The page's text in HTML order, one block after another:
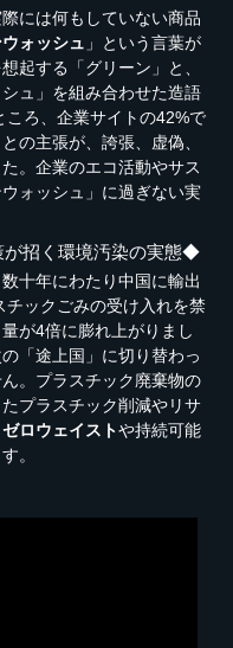
には何もしていない商品
ォッシュ 」という言葉が
起する「グリーン」と、
ュ」を組み合わせた造語
ろ、企業サイトの42%で
の主張が、誇張、虚偽、
。企業のエコ活動やサス
ォッシュ」に過ぎない実
招く環境汚染の実態◆
十年にわたり中国に輸出
ックごみの受け入れを禁
が4倍に膨れ上がりまし
「途上国」に切り替わっ
。プラスチック廃棄物の
プラスチック削減やリサ
ゼロウェイストや持続可能
。